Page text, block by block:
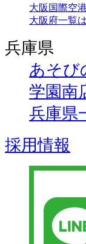
大阪国際空
大阪府一覧
兵庫県
あそび
学園南
兵庫県
採用情報